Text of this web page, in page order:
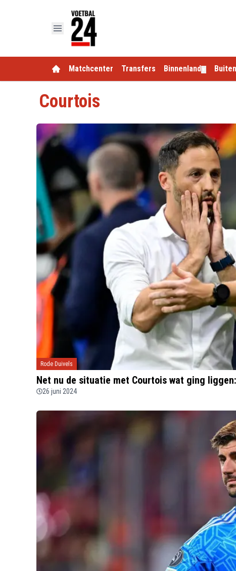
Matchcenter Transfers Binnenland
Courtois
Rode Duivels
Net nu de situatie met Courtois wat ging
26 juni 2024